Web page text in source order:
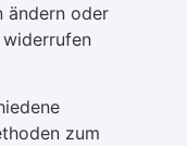
ändern oder
zum